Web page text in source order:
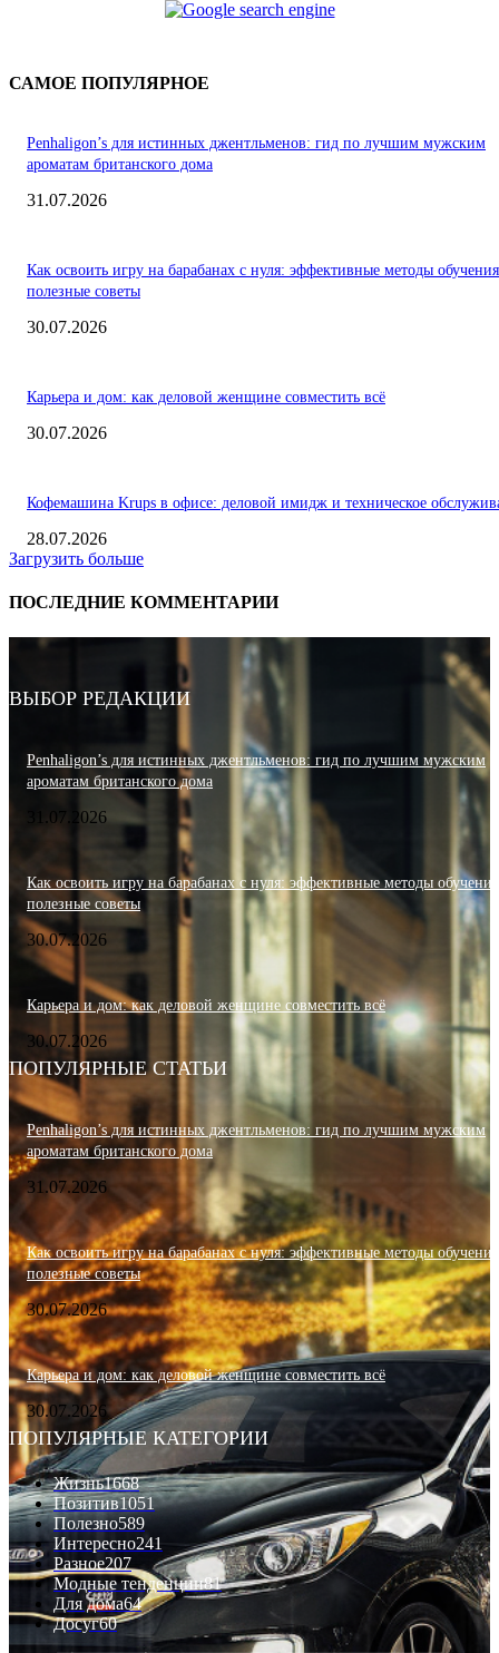
САМОЕ ПОПУЛЯРНОЕ
Penhaligon’s для истинных джентльменов: гид по лучшим мужским
ароматам британского дома
31.07.2026
Как освоить игру на барабанах с нуля: эффективные методы
полезные советы
30.07.2026
Карьера и дом: как деловой женщине совместить всё
30.07.2026
Кофемашина Krups в офисе: деловой имидж и техническое
28.07.2026
Загрузить больше
ПОСЛЕДНИЕ КОММЕНТАРИИ
ВЫБОР РЕДАКЦИИ
Penhaligon’s для истинных джентльменов: гид по лучшим мужским
ароматам британского дома
31.07.2026
Как освоить игру на барабанах с нуля: эффективные методы
полезные советы
30.07.2026
Карьера и дом: как деловой женщине совместить всё
30.07.2026
ПОПУЛЯРНЫЕ СТАТЬИ
Penhaligon’s для истинных джентльменов: гид по лучшим мужским
ароматам британского дома
31.07.2026
Как освоить игру на барабанах с нуля: эффективные методы
полезные советы
30.07.2026
Карьера и дом: как деловой женщине совместить всё
30.07.2026
ПОПУЛЯРНЫЕ КАТЕГОРИИ
Жизнь1668
Позитив1051
Полезно589
Интересно241
Разное207
Модные тенденции81
Для дома64
Досуг60